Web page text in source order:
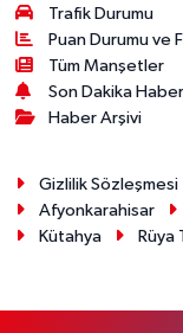
Trafik Durumu
Puan Durumu ve
Tüm Manşetler
Son Dakika
Haber Arşivi
Gizlilik Sözleşmesi
Afyonkarahisar
Kütahya
Rüya